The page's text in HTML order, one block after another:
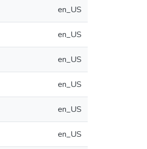
en_US
en_US
en_US
en_US
en_US
en_US